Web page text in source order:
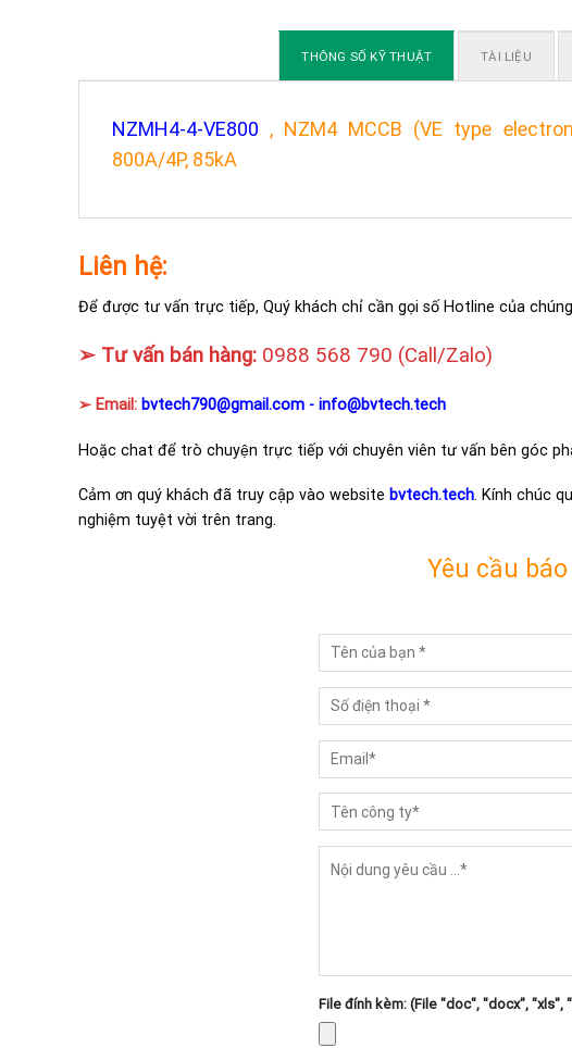
THÔNG SỐ KỸ THUẬT TÀI LIỆU
NZMH4-4-VE800 , NZM4 MCCB (VE type
800A/4P, 85kA
Liên hệ:
Để được tư vấn trực tiếp, Quý khách chỉ cần gọi số Hotline của
➢ Tư vấn bán hàng: 0988 568 790 (Call/Zalo)
➢ Email: bvtech790@gmail.com - info@bvtech.tech
Hoặc chat để trò chuyện trực tiếp với chuyên viên tư vấn bên góc
Cảm ơn quý khách đã truy cập vào website bvtech.tech. Kính chúc
nghiệm tuyệt vời trên trang.
Yêu cầu
File đính kèm: (File "doc", "docx",